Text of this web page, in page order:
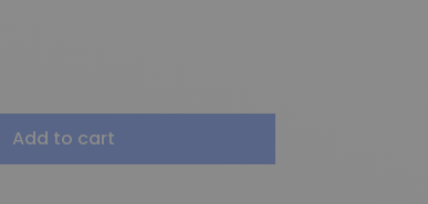
Add to cart